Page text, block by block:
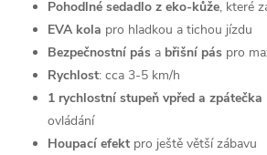
Pohodlné sedadlo z eko-kůže, které
EVA kola pro hladkou a tichou jízdu
Bezpečnostní pás a břišní pás pro
Rychlost: cca 3-5 km/h
1 rychlostní stupeň vpřed a zpátečka
ovládání
Houpací efekt pro ještě větší zábavu